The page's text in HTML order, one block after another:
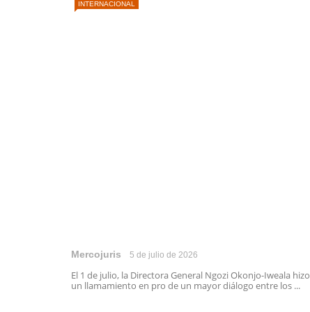
INTERNACIONAL
Mercojuris 5 de julio de 2026
El 1 de julio, la Directora General Ngozi Okonjo-Iweala hizo
un llamamiento en pro de un mayor diálogo entre los ...